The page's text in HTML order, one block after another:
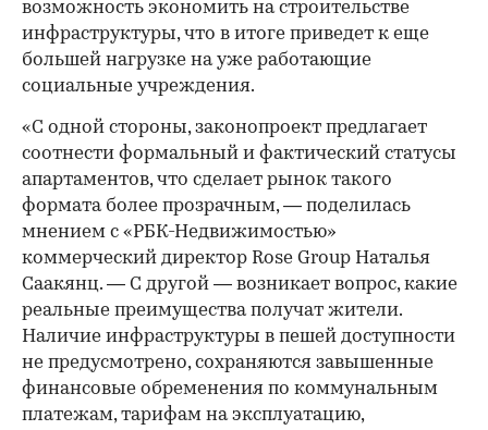
возможность экономить на строительстве
инфраструктуры, что в итоге приведет к еще
большей нагрузке на уже работающие
социальные учреждения.
«С одной стороны, законопроект предлагает
соотнести формальный и фактический статусы
апартаментов, что сделает рынок такого
формата более прозрачным, — поделилась
мнением с «РБК-Недвижимостью»
коммерческий директор Rose Group Наталья
Саакянц. — С другой — возникает вопрос, какие
реальные преимущества получат жители.
Наличие инфраструктуры в пешей доступности
не предусмотрено, сохраняются завышенные
финансовые обременения по коммунальным
платежам, тарифам на эксплуатацию,